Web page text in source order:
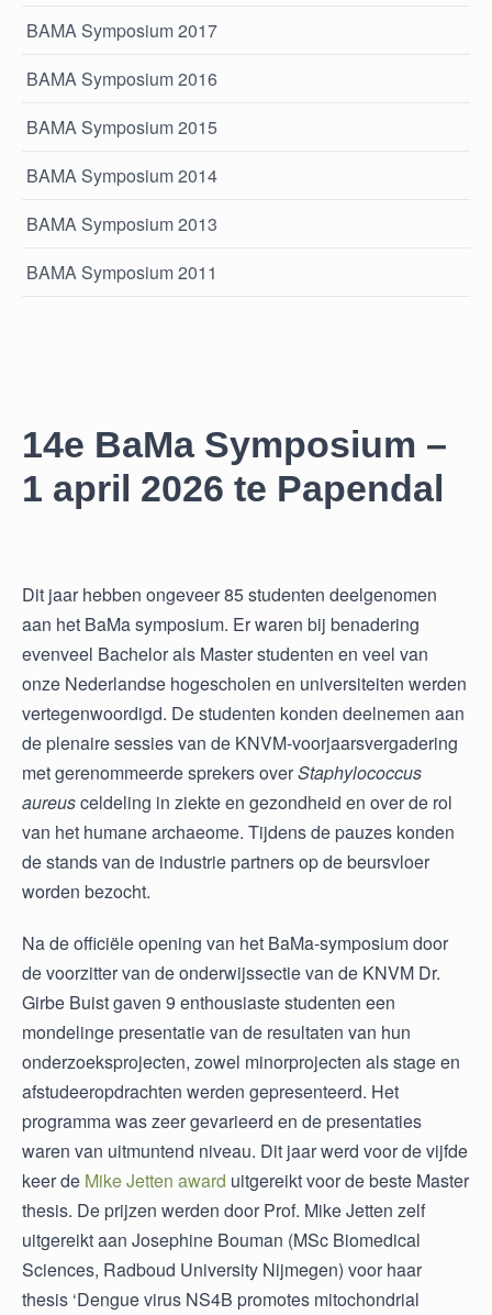
BAMA Symposium 2017
BAMA Symposium 2016
BAMA Symposium 2015
BAMA Symposium 2014
BAMA Symposium 2013
BAMA Symposium 2011
14e BaMa Symposium –
1 april 2026 te Papendal
Dit jaar hebben ongeveer 85 studenten deelgenomen
aan het BaMa symposium. Er waren bij benadering
evenveel Bachelor als Master studenten en veel van
onze Nederlandse hogescholen en universiteiten werden
vertegenwoordigd. De studenten konden deelnemen aan
de plenaire sessies van de KNVM-voorjaarsvergadering
met gerenommeerde sprekers overStaphylococcus
aureusceldeling in ziekte en gezondheid en over de rol
van het humane archaeome. Tijdens de pauzes konden
de stands van de industrie partners op de beursvloer
worden bezocht.
Na de officiële opening van het BaMa-symposium door
de voorzitter van de onderwijssectie van de KNVM Dr.
Girbe Buist gaven 9 enthousiaste studenten een
mondelinge presentatie van de resultaten van hun
onderzoeksprojecten, zowel minorprojecten als stage en
afstudeeropdrachten werden gepresenteerd. Het
programma was zeer gevarieerd en de presentaties
waren van uitmuntend niveau. Dit jaar werd voor de vijfde
keer de Mike Jetten award uitgereikt voor de beste Master
thesis. De prijzen werden door Prof. Mike Jetten zelf
uitgereikt aan Josephine Bouman (MSc Biomedical
Sciences, Radboud University Nijmegen) voor haar
thesis ‘Dengue virus NS4B promotes mitochondrial